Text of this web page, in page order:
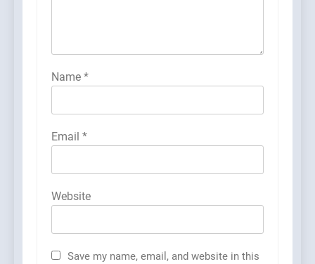
Name *
Email *
Website
Save my name, email, and website in this